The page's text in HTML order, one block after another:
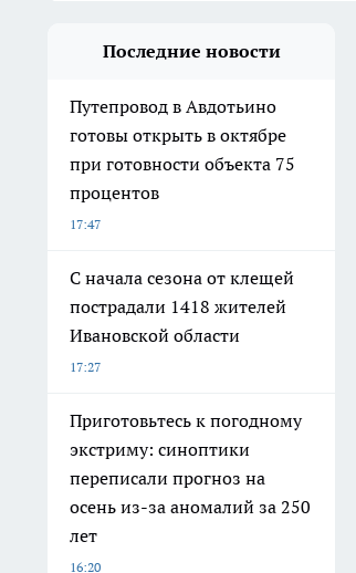
Последние новости
Путепровод в Авдотьино
готовы открыть в октябре
при готовности объекта 75
процентов
17:47
С начала сезона от клещей
пострадали 1418 жителей
Ивановской области
17:27
Приготовьтесь к погодному
экстриму: синоптики
переписали прогноз на
осень из-за аномалий за 250
лет
16:20